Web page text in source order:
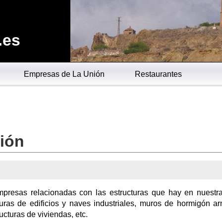
Empresas de La Unión Restaurantes
relacionadas con las estructuras que hay en
de edificios y naves industriales, muros de hormigón
de viviendas, etc.